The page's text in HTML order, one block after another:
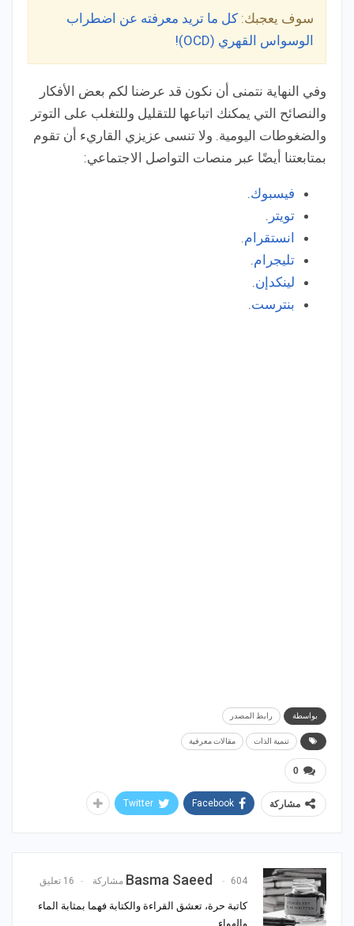
سوف يعجبك: كل ما تريد معرفته عن اضطراب
الوسواس القهري (OCD)!
وفي النهاية نتمنى أن نكون قد عرضنا لكم بعض الأفكار
والنصائح التي يمكنك اتباعها للتقليل وللتغلب على التوتر
والضغوطات اليومية. ولا تنسى عزيزي القاريء أن تقوم
بمتابعتنا أيضًا عبر منصات التواصل الاجتماعي:
فيسبوك.
تويتر .
انستقرام.
تليجرام.
لينكدإن.
بنترست.
بواسطة رابط المصدر
تنمية الذات مقالات معرفية
0
مشاركة Facebook
Twitter
Basma Saeed 604 مشاركة 16 تعليق
كاتبة حرة، تعشق القراءة والكتابة فهما بمثابة الماء
والهواء.